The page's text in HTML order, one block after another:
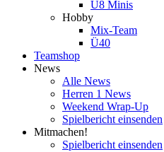
U8 Minis
Hobby
Mix-Team
Ü40
Teamshop
News
Alle News
Herren 1 News
Weekend Wrap-Up
Spielbericht einsenden
Mitmachen!
Spielbericht einsenden